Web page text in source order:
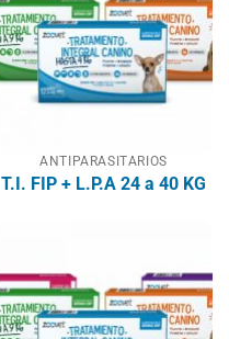
ANTIPARASITARIOS
T.I. FIP + L.P.A 24 a 40 KG